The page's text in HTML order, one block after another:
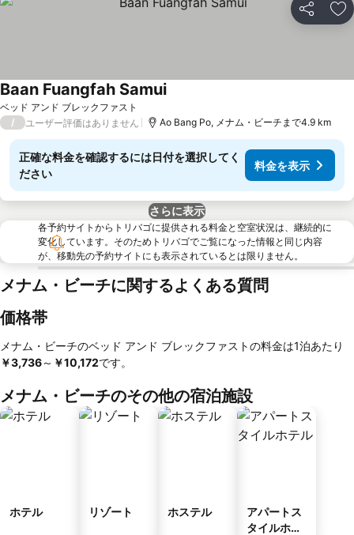
シェア お
ベッド アンド ブレックファスト
Baan Fuangfah Samui
/ ユーザー評価はありません Ao Bang Po, メナム・ビーチまで4.9 km
正確な料金を確認するには日付を選択してく
ださい
料金を表示
さらに表示
各予約サイトからトリバゴに提供される料金と空室状況は、継続的に
変化しています。そのためトリバゴでご覧になった情報と同じ内容
が、移動先の予約サイトにも表示されているとは限りません。
メナム・ビーチに関するよくある質問
価格帯
メナム・ビーチのベッド アンド ブレックファストの料金は1泊あたり
￥3,736～ ‎￥10,172です。
メナム・ビーチのその他の宿泊施設
ホテル リゾート ホステル
アパートス
タイルホテ